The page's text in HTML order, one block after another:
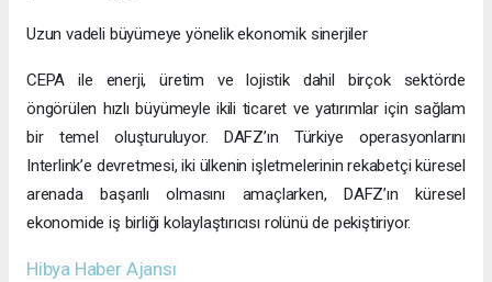
Uzun vadeli büyümeye yönelik ekonomik sinerjiler
CEPA ile enerji, üretim ve lojistik dahil birçok sektörde
öngörülen hızlı büyümeyle ikili ticaret ve yatırımlar için sağlam
bir temel oluşturuluyor. DAFZ’ın Türkiye operasyonlarını
Interlink’e devretmesi, iki ülkenin işletmelerinin rekabetçi küresel
arenada başarılı olmasını amaçlarken, DAFZ’ın küresel
ekonomide iş birliği kolaylaştırıcısı rolünü de pekiştiriyor.
Hibya Haber Ajansı